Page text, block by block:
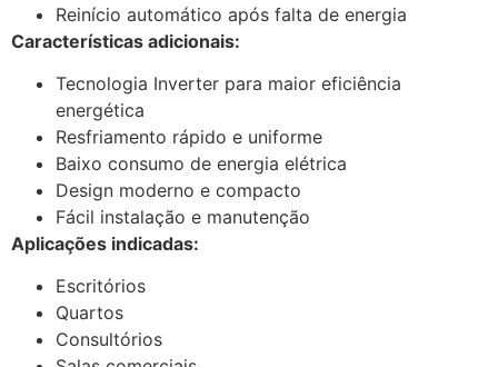
Reinício automático após falta de energia
Características adicionais:
Tecnologia Inverter para maior eficiência
energética
Resfriamento rápido e uniforme
Baixo consumo de energia elétrica
Design moderno e compacto
Fácil instalação e manutenção
Aplicações indicadas:
Escritórios
Quartos
Consultórios